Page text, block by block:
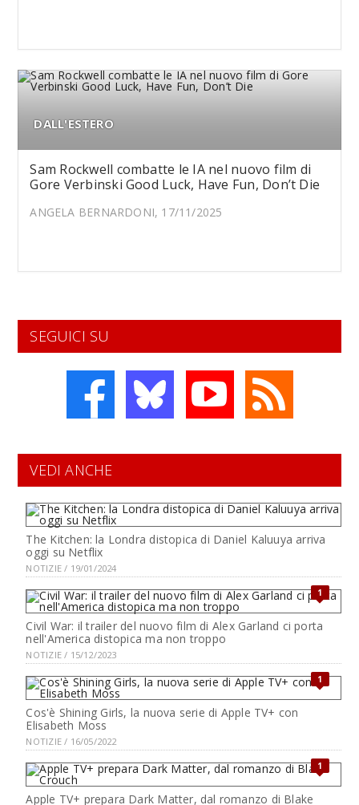
DALL'ESTERO
Sam Rockwell combatte le IA nel nuovo film di
Gore Verbinski Good Luck, Have Fun, Don’t Die
ANGELA BERNARDONI, 17/11/2025
SEGUICI SU
VEDI ANCHE
The Kitchen: la Londra distopica di Daniel Kaluuya arriva
oggi su Netflix
NOTIZIE / 19/01/2024
1
Civil War: il trailer del nuovo film di Alex Garland ci porta
nell'America distopica ma non troppo
NOTIZIE / 15/12/2023
1
Cos'è Shining Girls, la nuova serie di Apple TV+ con
Elisabeth Moss
NOTIZIE / 16/05/2022
1
Apple TV+ prepara Dark Matter, dal romanzo di Blake